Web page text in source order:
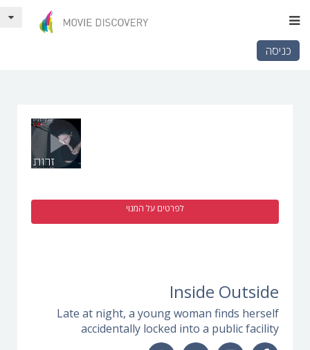
כניסה
לפרטים על המנוי
Inside Outside
Late at night, a young woman finds herself
accidentally locked into a public facility